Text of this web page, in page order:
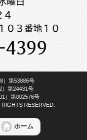
）第53886号
第24431号
）第002576号
RESERVED.
ホーム